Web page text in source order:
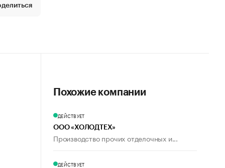
Похожие компании
ДЕЙСТВУЕТ
ООО «ХОЛОДТЕХ»
Производство прочих отделочных и...
ДЕЙСТВУЕТ